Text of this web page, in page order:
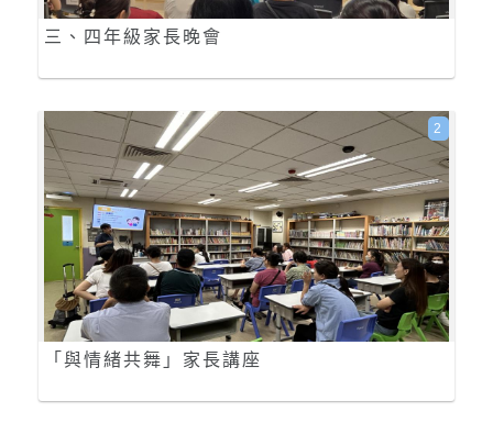
三、四年級家長晚會
「與情緒共舞」家長講座
2